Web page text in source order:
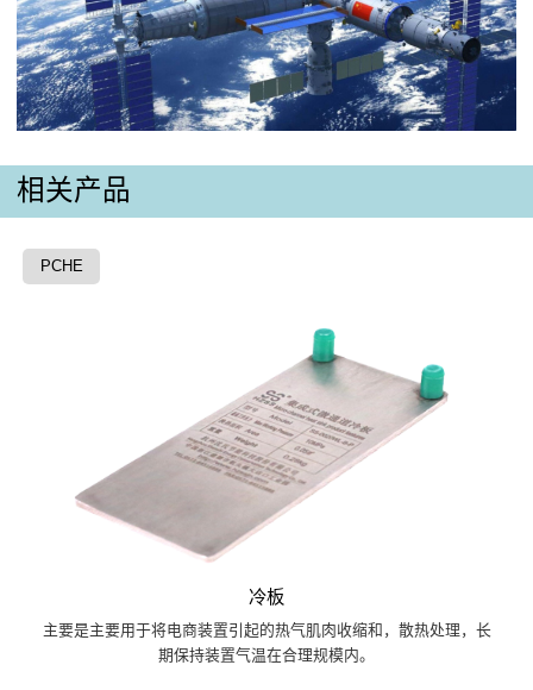
相关产品
PCHE
冷板
主要是主要用于将电商装置引起的热气肌肉收缩和，散热处理，长
期保持装置气温在合理规模内。